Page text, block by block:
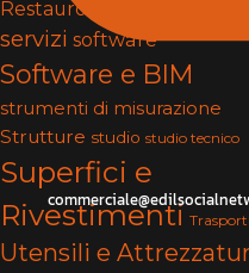
Restauro
servizi software
Software e BIM
strumenti di misurazione
Strutture studio studio tecnico
Superfici e
Rivestimenti Trasporti
Utensili e